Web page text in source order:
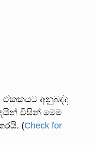
ඒකකයට අනුබද්ද
විසින් මෙම
(Check for